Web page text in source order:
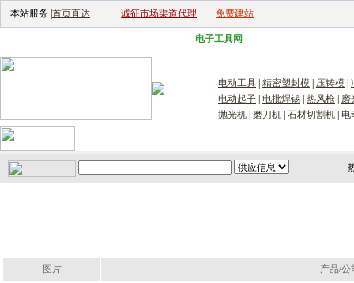
本站服务 | 首页直达 诚征市场渠道代理 免费建站
电子工具网
电动工具 精密塑封模 压铸模
电动起子
电批焊锡 热风枪
磨
抛光机
磨刀机 石材切割机 电
图片
产品/公